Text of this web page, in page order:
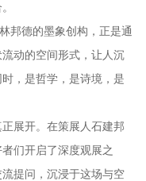
邦德的墨象创构，正是通
动的空间形式，让人沉
，是哲学，是诗境，是
展开。在策展人石建邦
们开启了深度观展之
提问，沉浸于这场与空